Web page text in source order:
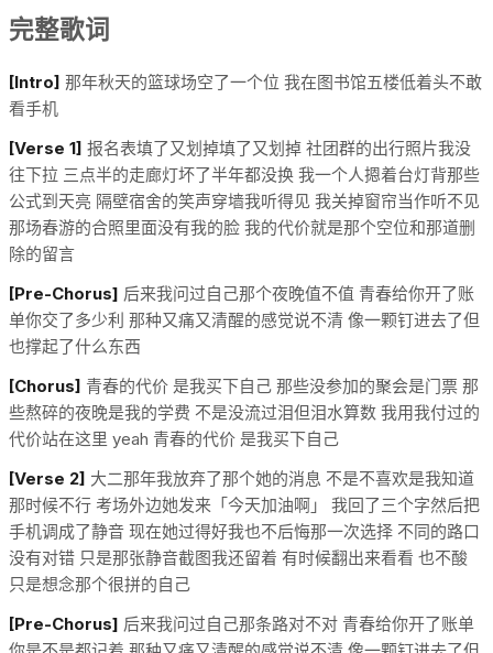
完整歌词
[Intro] 那年秋天的篮球场空了一个位 我在图书馆五楼低着头不敢
看手机
[Verse 1] 报名表填了又划掉填了又划掉 社团群的出行照片我没
往下拉 三点半的走廊灯坏了半年都没换 我一个人摁着台灯背那些
公式到天亮 隔壁宿舍的笑声穿墙我听得见 我关掉窗帘当作听不见
那场春游的合照里面没有我的脸 我的代价就是那个空位和那道删
除的留言
[Pre-Chorus] 后来我问过自己那个夜晚值不值 青春给你开了账
单你交了多少利 那种又痛又清醒的感觉说不清 像一颗钉进去了但
也撑起了什么东西
[Chorus] 青春的代价 是我买下自己 那些没参加的聚会是门票 那
些熬碎的夜晚是我的学费 不是没流过泪但泪水算数 我用我付过的
代价站在这里 yeah 青春的代价 是我买下自己
[Verse 2] 大二那年我放弃了那个她的消息 不是不喜欢是我知道
那时候不行 考场外边她发来「今天加油啊」 我回了三个字然后把
手机调成了静音 现在她过得好我也不后悔那一次选择 不同的路口
没有对错 只是那张静音截图我还留着 有时候翻出来看看 也不酸
只是想念那个很拼的自己
[Pre-Chorus] 后来我问过自己那条路对不对 青春给你开了账单